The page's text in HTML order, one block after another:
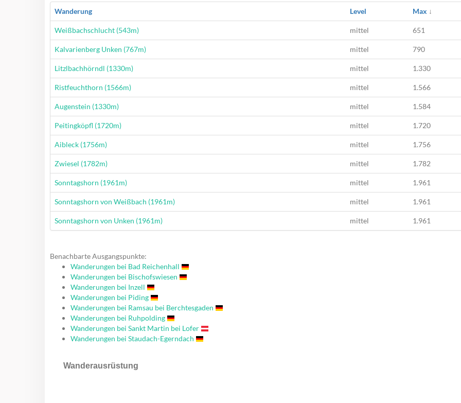
Wanderung Level Max ↓
Wanderung
Weißbachschlucht (543m) mittel 651
Wanderung
Kalvarienberg Unken (767m) mittel 790
Wanderung
Litzlbachhörndl (1330m) mittel 1.330
Wanderung
Ristfeuchthorn (1566m) mittel 1.566
Wanderung
Augenstein (1330m) mittel 1.584
Wanderung
Peitingköpfl (1720m) mittel 1.720
Wanderung
Aibleck (1756m) mittel 1.756
Wanderung
Zwiesel (1782m) mittel 1.782
Wanderung
Sonntagshorn (1961m) mittel 1.961
Wanderung
Sonntagshorn von Weißbach (1961m) mittel 1.961
Wanderung
Sonntagshorn von Unken (1961m) mittel 1.961
Benachbarte Ausgangspunkte:
Wanderungen bei Bad Reichenhall
Wanderungen bei Bischofswiesen
Wanderungen bei Inzell
Wanderungen bei Piding
Wanderungen bei Ramsau bei Berchtesgaden
Wanderungen bei Ruhpolding
Wanderungen bei Sankt Martin bei Lofer
Wanderungen bei Staudach-Egerndach
Wanderausrüstung